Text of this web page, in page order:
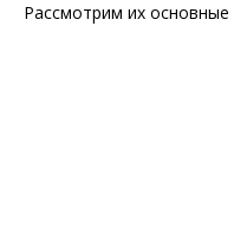
Рассмотрим их основные